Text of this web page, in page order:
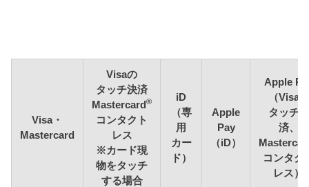
Visa・
Mastercard
Visaの
タッチ決済
Mastercard®
コンタクト
レス
※カード現
物をタッチ
する場合
iD
（専
用
カー
ド）
Apple
Pay
（iD）
Apple
（Visaの
タッチ決
済、
コンタク
レス）